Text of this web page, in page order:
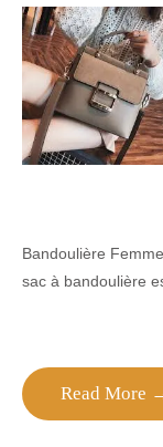
Bandoulière
sac à bandoulière
Read More